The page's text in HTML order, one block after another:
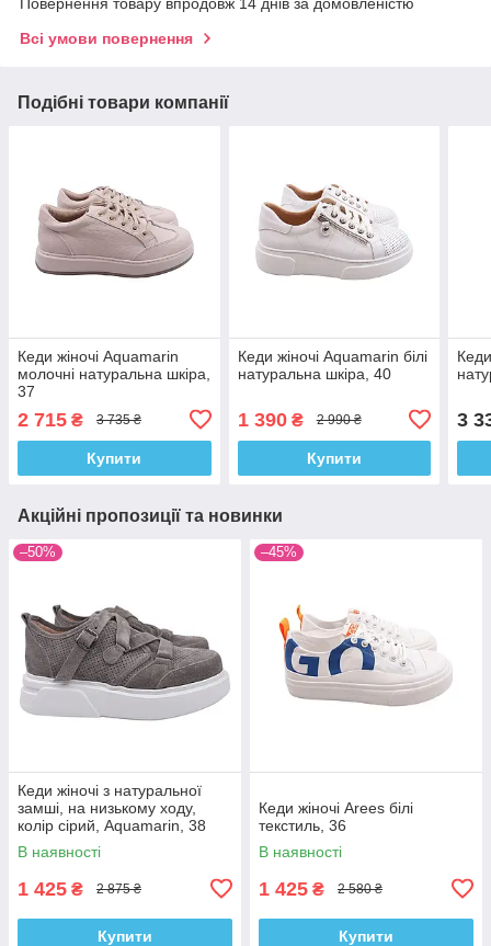
Повернення товару впродовж 14 днів за домовленістю
Всі умови повернення
Подібні товари компанії
Кеди жіночі Aquamarin
молочні натуральна шкіра,
37
2 715 ₴ 3 735 ₴
Купити
Кеди жіночі Aquamarin білі
натуральна шкіра, 40
1 390₴ 2 990 ₴
Купити
3
Акційні пропозиції та новинки
–50%
Кеди жіночі з натуральної
замші, на низькому ходу,
колір сірий, Aquamarin, 38
В наявності
1 425 ₴ 2 875 ₴
Купити
–45%
Кеди жіночі Arees білі
текстиль, 36
В наявності
1 425 ₴ 2 580 ₴
Купити